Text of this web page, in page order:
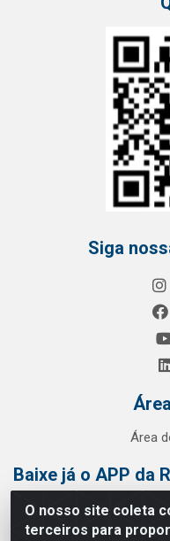
O nosso site coleta
terceiros para
Siga
Área
Baixe já o APP da